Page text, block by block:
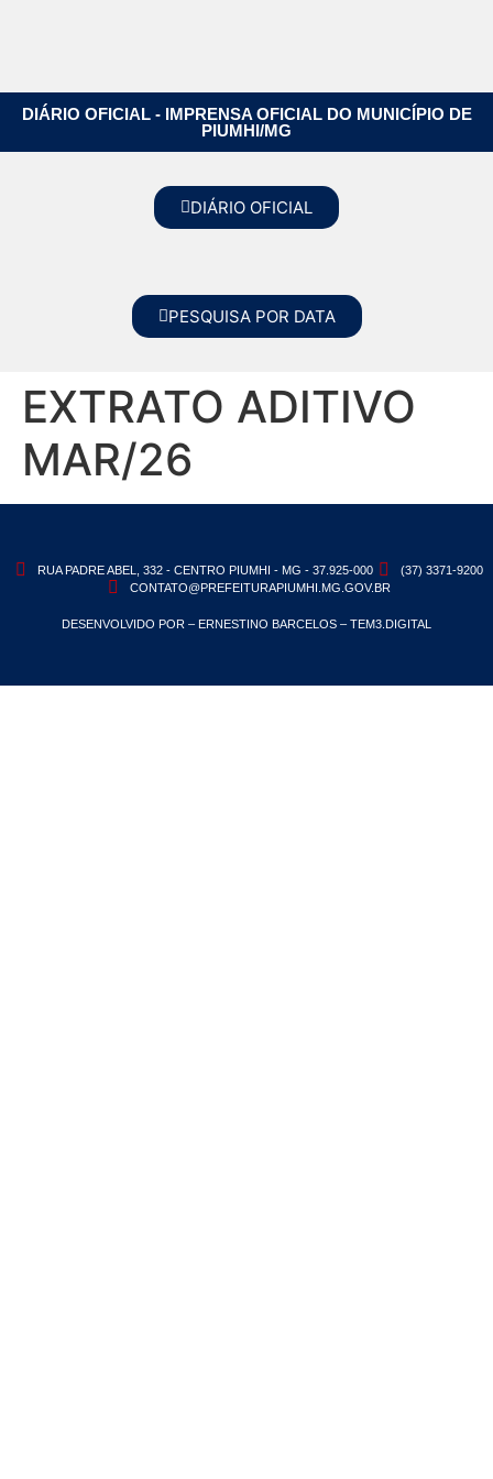
DIÁRIO OFICIAL - IMPRENSA OFICIAL DO MUNICÍPIO DE
PIUMHI/MG
DIÁRIO OFICIAL
PESQUISA POR DATA
EXTRATO ADITIVO
MAR/26
RUA PADRE ABEL, 332 - CENTRO PIUMHI - MG - 37.925-000
(37) 3371-9200
CONTATO@PREFEITURAPIUMHI.MG.GOV.BR
DESENVOLVIDO POR – ERNESTINO BARCELOS – TEM3.DIGITAL